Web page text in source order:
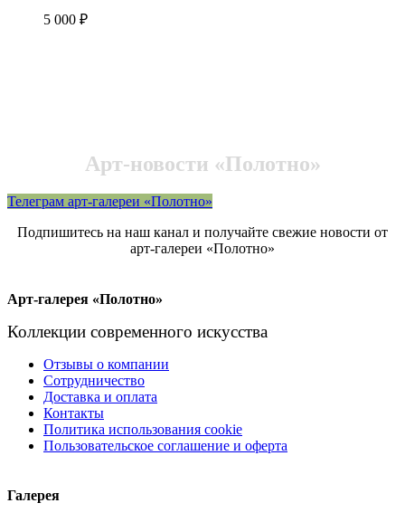
5 000 ₽
Арт-новости «Полотно»
Телеграм арт-галереи «Полотно»
Подпишитесь на наш канал и получайте свежие новости от
арт-галереи «Полотно»
Арт-галерея «Полотно»
Коллекции современного искусства
Отзывы о компании
Сотрудничество
Доставка и оплата
Контакты
Политика использования cookie
Пользовательское соглашение и оферта
Галерея